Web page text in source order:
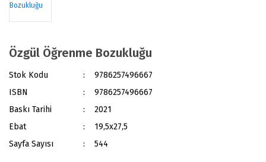
Özgül Öğrenme Bozukluğu
Stok Kodu
9786257496667
ISBN
9786257496667
Baskı Tarihi
2021
Ebat
19,5x27,5
Sayfa Sayısı
544